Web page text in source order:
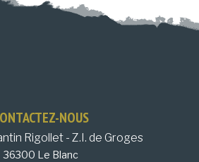
NOUS
Rigollet - Z.I. de Groges
36300 Le Blanc